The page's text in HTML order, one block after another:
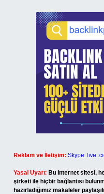
Reklam ve İletişim: Skype:
Yasal Uyarı: Bu internet sitesi,
şirketi ile hiçbir bağlantısı
hazırladığımız makaleler